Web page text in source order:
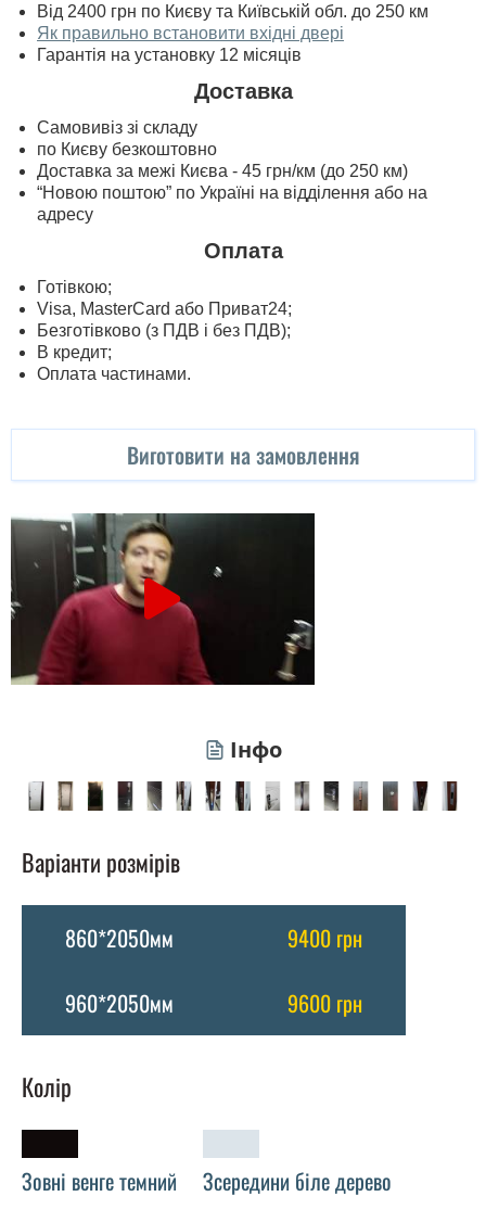
Від 2400 грн по Києву та Київській обл. до 250 км
Як правильно встановити вхідні двері
Гарантія на установку 12 місяців
Доставка
Самовивіз зі складу
по Києву безкоштовно
Доставка за межі Києва - 45 грн/км (до 250 км)
“Новою поштою” по Україні на відділення або на
адресу
Оплата
Готівкою;
Visa, MasterСard або Приват24;
Безготівково (з ПДВ і без ПДВ);
В кредит;
Оплата частинами.
Виготовити на замовлення
Інфо
Варіанти розмірів
860*2050мм
9400 грн
960*2050мм
9600 грн
Колір
Зовні венге темний Зсередини біле дерево